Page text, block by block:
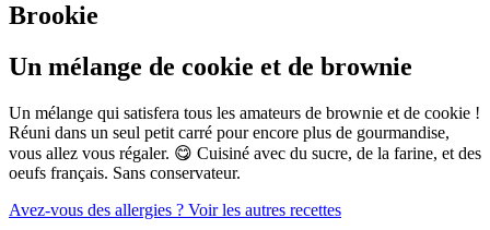
Brookie
Un mélange de cookie et de brownie
Un mélange qui satisfera tous les amateurs de brownie et de cookie !
Réuni dans un seul petit carré pour encore plus de gourmandise,
vous allez vous régaler. 😋 Cuisiné avec du sucre, de la farine, et des
oeufs français. Sans conservateur.
Avez-vous des allergies ? Voir les autres recettes